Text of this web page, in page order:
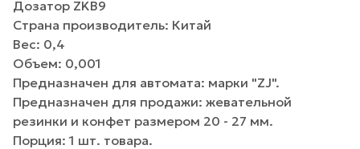
Дозатор ZKB9
Страна производитель: Китай
Вес: 0,4
Объем: 0,001
Предназначен для автомата: марки "ZJ".
Предназначен для продажи: жевательной
резинки и конфет размером 20 - 27 мм.
Порция: 1 шт. товара.